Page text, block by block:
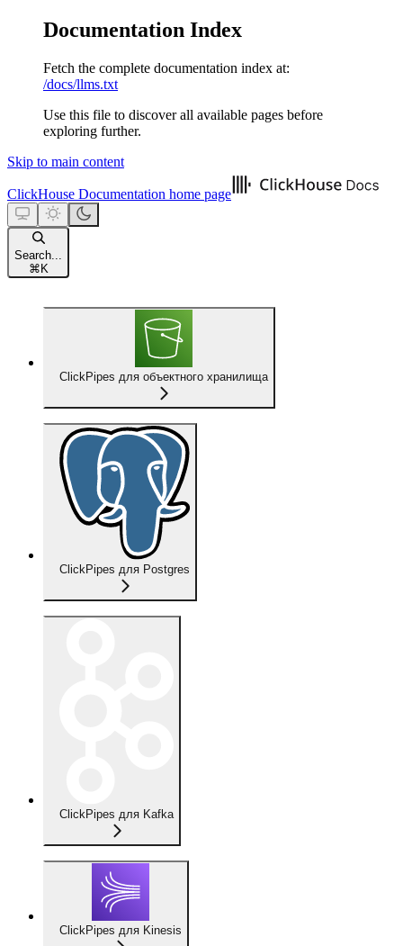
Documentation Index
Fetch the complete documentation index at:
/docs/llms.txt
Use this file to discover all available pages before
exploring further.
Skip to main content
ClickHouse Documentation home page
Search...
⌘ K
ClickPipes для объектного хранилища
ClickPipes для Postgres
ClickPipes для Kafka
ClickPipes для Kinesis